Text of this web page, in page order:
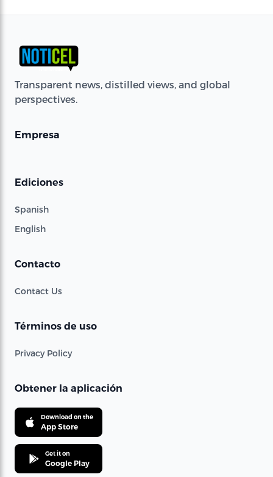
Transparent news, distilled views, and global
perspectives.
Empresa
Ediciones
Spanish
English
Contacto
Contact Us
Términos de uso
Privacy Policy
Obtener la aplicación
Download on the
App Store
Get it on
Google Play